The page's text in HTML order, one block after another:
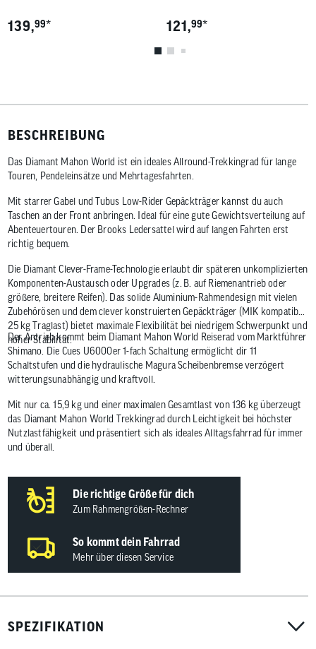
139,99* 121,99*
BESCHREIBUNG
Das Diamant Mahon World ist ein ideales Allround-Trekkingrad für lange
Touren, Pendeleinsätze und Mehrtagesfahrten.
Mit starrer Gabel und Tubus Low-Rider Gepäckträger kannst du auch
Taschen an der Front anbringen. Ideal für eine gute Gewichtsverteilung auf
Abenteuertouren. Der Brooks Ledersattel wird auf langen Fahrten erst
richtig bequem.
Die Diamant Clever‑Frame‑Technologie erlaubt dir späteren unkomplizierten
Komponenten‑Austausch oder Upgrades (z. B. auf Riemenantrieb oder
größere, breitere Reifen). Das solide Aluminium‑Rahmendesign mit vielen
Zubehörösen und dem clever konstruierten Gepäckträger (MIK kompatibel,
25 kg Traglast) bietet maximale Flexibilität bei niedrigem Schwerpunkt und
hoher Stabilität.
Der Antrieb kommt beim Diamant Mahon World Reiserad vom Marktführer
Shimano. Die Cues U6000er 1-fach Schaltung ermöglicht dir 11
Schaltstufen und die hydraulische Magura Scheibenbremse verzögert
witterungsunabhängig und kraftvoll.
Mit nur ca. 15,9 kg und einer maximalen Gesamtlast von 136 kg überzeugt
das Diamant Mahon World Trekkingrad durch Leichtigkeit bei höchster
Nutzlastfähigkeit und präsentiert sich als ideales Alltagsfahrrad für immer
und überall.
Die richtige Größe für dich
Zum Rahmengrößen-Rechner
So kommt dein Fahrrad
Mehr über diesen Service
SPEZIFIKATION